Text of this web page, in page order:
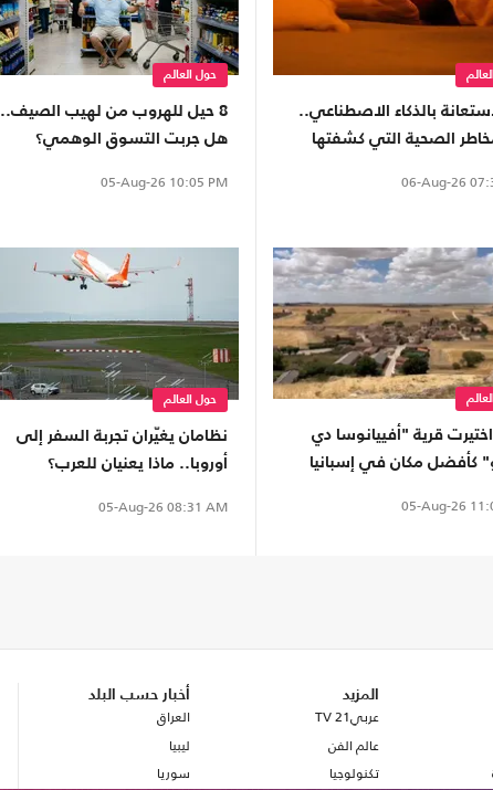
بالذكاء الاصطناعي..
الصحية التي كشفتها
06-Aug-26
حول العالم
8 حيل للهروب من لهيب الصيف..
هل جربت التسوق الوهمي؟
05-Aug-26 10:05 PM
اختيرت قرية "أفييانوسا دي
كأفضل مكان في إسبانيا
05-Aug-26
حول العالم
نظامان يغيّران تجربة السفر إلى
أوروبا.. ماذا يعنيان للعرب؟
05-Aug-26 08:31 AM
المزيد
عربي21 TV
عالم الفن
تكنولوجيا
أخبار حسب البلد
العراق
ليبيا
سوريا